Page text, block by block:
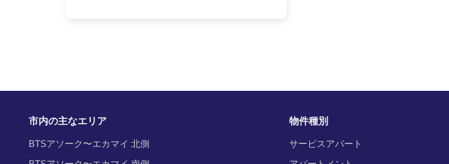
市内の主なエリア
BTSアソーク〜エカマイ 北側
物件種別
サービスアパート